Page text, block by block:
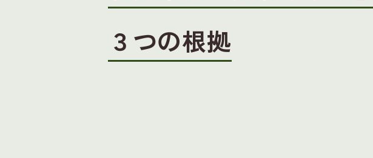
３つの根拠